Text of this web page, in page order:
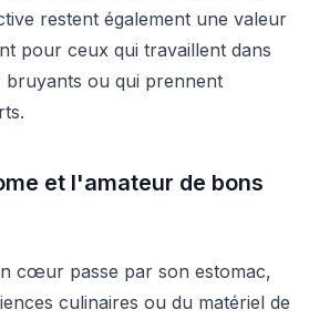
restent également une valeur
pour ceux qui travaillent dans
bruyants ou qui prennent
et l'amateur de bons
cœur passe par son estomac,
culinaires ou du matériel de